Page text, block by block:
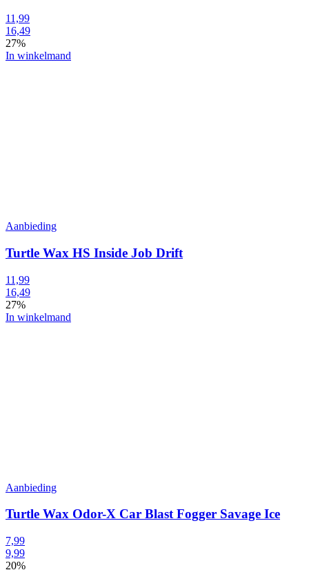
11,99
16,49
27%
In winkelmand
Aanbieding
Turtle Wax HS Inside Job Drift
11,99
16,49
27%
In winkelmand
Aanbieding
Turtle Wax Odor-X Car Blast Fogger Savage Ice
7,99
9,99
20%